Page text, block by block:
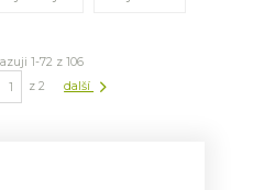
1-72 z 106
z 2 další